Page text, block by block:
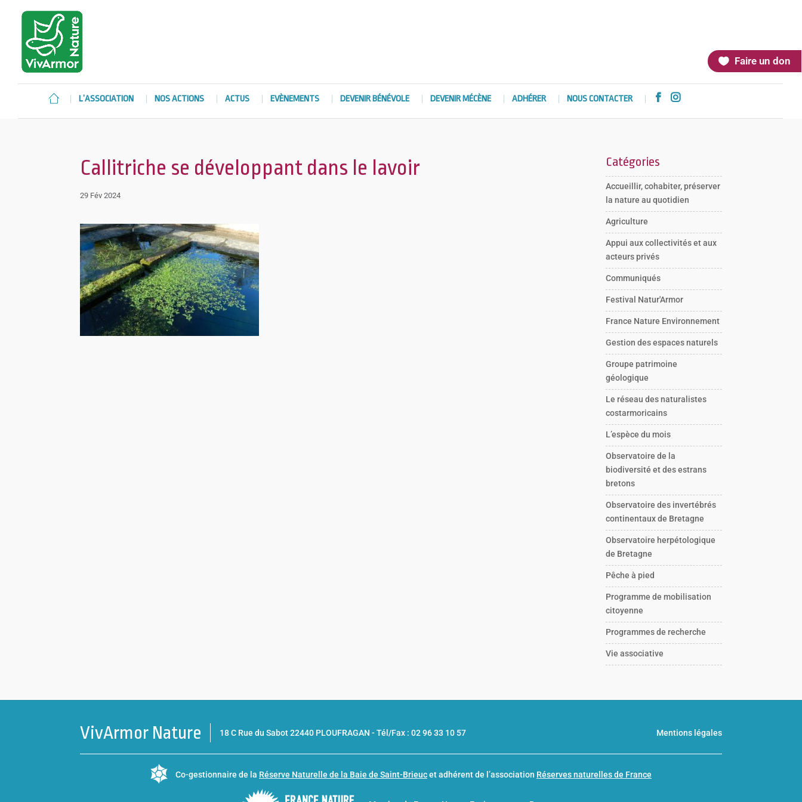
Faire un don
L’ASSOCIATION NOS ACTIONS ACTUS EVÈNEMENTS DEVENIR BÉNÉVOLE DEVENIR MÉCÈNE ADHÉRER NOUS CONTACTER  
Callitriche se développant dans le lavoir
29 Fév 2024
Catégories
Accueillir, cohabiter, préserver
la nature au quotidien
Agriculture
Appui aux collectivités et aux
acteurs privés
Communiqués
Festival Natur'Armor
France Nature Environnement
Gestion des espaces naturels
Groupe patrimoine
géologique
Le réseau des naturalistes
costarmoricains
L’espèce du mois
Observatoire de la
biodiversité et des estrans
bretons
Observatoire des invertébrés
continentaux de Bretagne
Observatoire herpétologique
de Bretagne
Pêche à pied
Programme de mobilisation
citoyenne
Programmes de recherche
Vie associative
VivArmor Nature 18 C Rue du Sabot 22440 PLOUFRAGAN -Tél/Fax : 02 96 33 10 57 Mentions légales
Co-gestionnaire de la Réserve Naturelle de la Baie de Saint-Brieucet adhérent de l’association Réserves naturelles de France